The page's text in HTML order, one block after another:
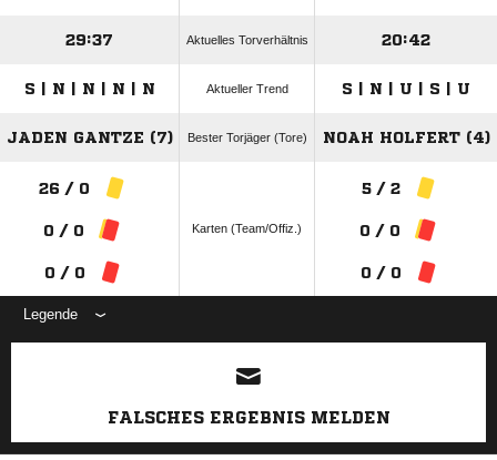
29:37 Aktuelles Torverhältnis 20:42
S | N | N | N | N Aktueller Trend S | N | U | S | U
JADEN GANTZE (7) Bester Torjäger (Tore) NOAH HOLFERT (4)
26 / 0
0 / 0
0 / 0
Karten (Team/Offiz.)
5 / 2
0 / 0
0 / 0
Legende
ANZEIGE
FALSCHES ERGEBNIS MELDEN